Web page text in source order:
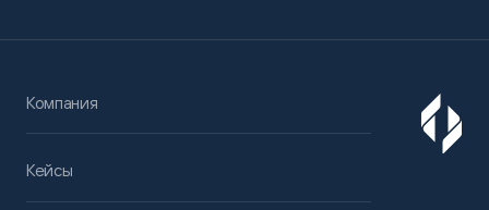
Компания
Кейсы